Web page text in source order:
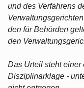
und des Verfahrens
den für Behörden
den
Das Urteil steht einer
Disziplinarklage -